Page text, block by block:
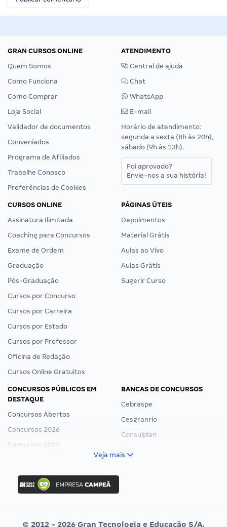
GRAN CURSOS ONLINE
Quem Somos
Como Funciona
Como Comprar
Loja Social
Validador de documentos
Conveniados
Programa de Afiliados
Trabalhe Conosco
Preferências de Cookies
ATENDIMENTO
Central de ajuda
Chat
WhatsApp
E-mail
Horário de atendimento:
segunda a sexta (8h às 20h),
sábado (9h às 13h).
Foi aprovado?
Envie-nos a sua história!
CURSOS ONLINE
Assinatura Ilimitada
Coaching para Concursos
Exame de Ordem
Graduação
Pós-Graduação
Cursos por Concurso
Cursos por Carreira
Cursos por Estado
Cursos por Professor
Oficina de Redação
Cursos Online Gratuitos
PÁGINAS ÚTEIS
Depoimentos
Material Grátis
Aulas ao Vivo
Aulas Grátis
Sugerir Curso
CONCURSOS PÚBLICOS EM
DESTAQUE
Concursos Abertos
Concursos 2026
Concursos 2025
Concurso Ibama
Concurso MPU
Editais publicados
BANCAS DE CONCURSOS
Cebraspe
Cesgranrio
Consulplan
Veja mais
© 2012 - 2026 Gran Tecnologia e Educação S/A.